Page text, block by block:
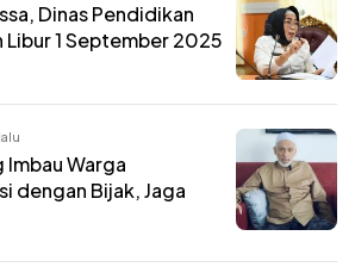
Dinas Pendidikan
Libur 1 September 2025
Imbau Warga
dengan Bijak, Jaga